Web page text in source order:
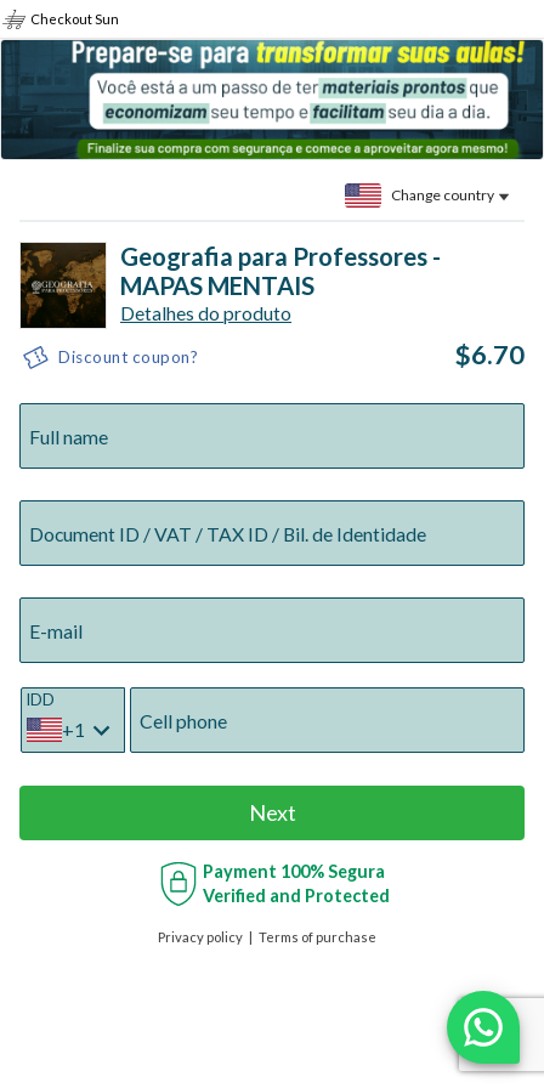
Checkout Sun
Change country
Geografia para Professores -
MAPAS MENTAIS
Detalhes do produto
Discount coupon? $6.70
Full name
Document ID / VAT / TAX ID / Bil. de Identidade
E-mail
IDD
+1 Cell phone
Next
Payment 100% Segura
Verified and Protected
Privacy policy Terms of purchase